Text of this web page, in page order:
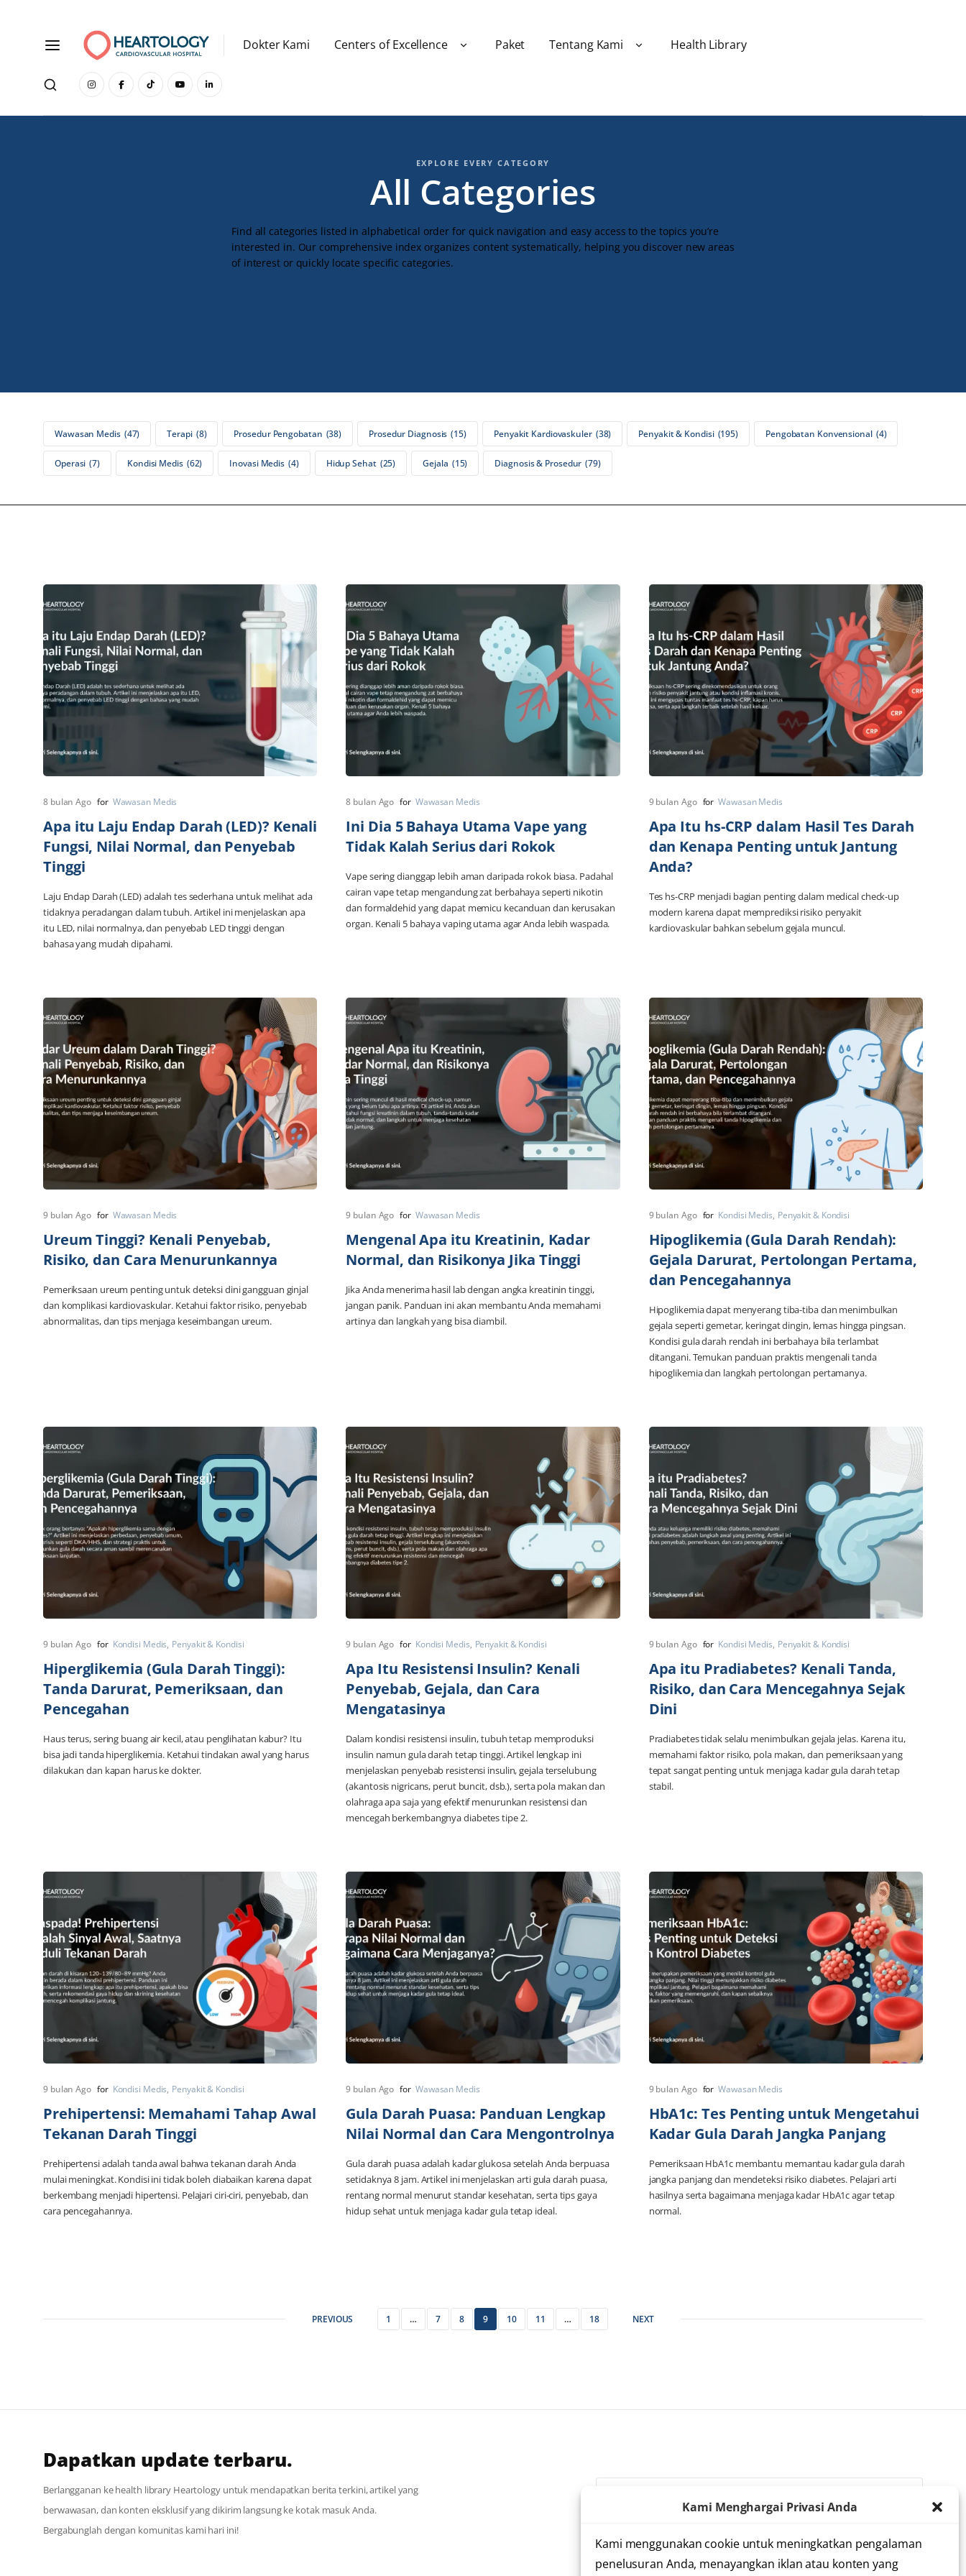
Kami Menghargai Privasi Anda
Kami menggunakan cookie untuk meningkatkan pengalaman
penelusuran Anda, menayangkan iklan atau konten yang
Dokter Kami Centers of Excellence Paket Tentang Kami Health Library
EXPLORE EVERY CATEGORY
All Categories
Find all categories listed in alphabetical order for quick navigation and easy access to the topics you’re
interested in. Our comprehensive index organizes content systematically, helping you discover new areas
of interest or quickly locate specific categories.
Wawasan Medis 47 Terapi 8 Prosedur Pengobatan 38 Prosedur Diagnosis 15 Penyakit Kardiovaskuler 38 Penyakit & Kondisi 195 Pengobatan Konvensional 4
Operasi 7 Kondisi Medis 62 Inovasi Medis 4 Hidup Sehat 25 Gejala 15 Diagnosis & Prosedur 79
8 bulan Ago for Wawasan Medis
Apa itu Laju Endap Darah (LED)? Kenali
Fungsi, Nilai Normal, dan Penyebab
Tinggi
Laju Endap Darah (LED) adalah tes sederhana untuk melihat ada
tidaknya peradangan dalam tubuh. Artikel ini menjelaskan apa
itu LED, nilai normalnya, dan penyebab LED tinggi dengan
bahasa yang mudah dipahami.
8 bulan Ago for Wawasan Medis
Ini Dia 5 Bahaya Utama Vape yang
Tidak Kalah Serius dari Rokok
Vape sering dianggap lebih aman daripada rokok biasa. Padahal
cairan vape tetap mengandung zat berbahaya seperti nikotin
dan formaldehid yang dapat memicu kecanduan dan kerusakan
organ. Kenali 5 bahaya vaping utama agar Anda lebih waspada.
9 bulan Ago for Wawasan Medis
Apa Itu hs-CRP dalam Hasil Tes Darah
dan Kenapa Penting untuk Jantung
Anda?
Tes hs-CRP menjadi bagian penting dalam medical check-up
modern karena dapat memprediksi risiko penyakit
kardiovaskular bahkan sebelum gejala muncul.
9 bulan Ago for Wawasan Medis
Ureum Tinggi? Kenali Penyebab,
Risiko, dan Cara Menurunkannya
Pemeriksaan ureum penting untuk deteksi dini gangguan ginjal
dan komplikasi kardiovaskular. Ketahui faktor risiko, penyebab
abnormalitas, dan tips menjaga keseimbangan ureum.
9 bulan Ago for Wawasan Medis
Mengenal Apa itu Kreatinin, Kadar
Normal, dan Risikonya Jika Tinggi
Jika Anda menerima hasil lab dengan angka kreatinin tinggi,
jangan panik. Panduan ini akan membantu Anda memahami
artinya dan langkah yang bisa diambil.
9 bulan Ago for Kondisi Medis Penyakit & Kondisi
Hipoglikemia (Gula Darah Rendah):
Gejala Darurat, Pertolongan Pertama,
dan Pencegahannya
Hipoglikemia dapat menyerang tiba-tiba dan menimbulkan
gejala seperti gemetar, keringat dingin, lemas hingga pingsan.
Kondisi gula darah rendah ini berbahaya bila terlambat
ditangani. Temukan panduan praktis mengenali tanda
hipoglikemia dan langkah pertolongan pertamanya.
9 bulan Ago for Kondisi Medis Penyakit & Kondisi
Hiperglikemia (Gula Darah Tinggi):
Tanda Darurat, Pemeriksaan, dan
Pencegahan
Haus terus, sering buang air kecil, atau penglihatan kabur? Itu
bisa jadi tanda hiperglikemia. Ketahui tindakan awal yang harus
dilakukan dan kapan harus ke dokter.
9 bulan Ago for Kondisi Medis Penyakit & Kondisi
Apa Itu Resistensi Insulin? Kenali
Penyebab, Gejala, dan Cara
Mengatasinya
Dalam kondisi resistensi insulin, tubuh tetap memproduksi
insulin namun gula darah tetap tinggi. Artikel lengkap ini
menjelaskan penyebab resistensi insulin, gejala terselubung
(akantosis nigricans, perut buncit, dsb.), serta pola makan dan
olahraga apa saja yang efektif menurunkan resistensi dan
mencegah berkembangnya diabetes tipe 2.
9 bulan Ago for Kondisi Medis Penyakit & Kondisi
Apa itu Pradiabetes? Kenali Tanda,
Risiko, dan Cara Mencegahnya Sejak
Dini
Pradiabetes tidak selalu menimbulkan gejala jelas. Karena itu,
memahami faktor risiko, pola makan, dan pemeriksaan yang
tepat sangat penting untuk menjaga kadar gula darah tetap
stabil.
9 bulan Ago for Kondisi Medis Penyakit & Kondisi
Prehipertensi: Memahami Tahap Awal
Tekanan Darah Tinggi
Prehipertensi adalah tanda awal bahwa tekanan darah Anda
mulai meningkat. Kondisi ini tidak boleh diabaikan karena dapat
berkembang menjadi hipertensi. Pelajari ciri-ciri, penyebab, dan
cara pencegahannya.
9 bulan Ago for Wawasan Medis
Gula Darah Puasa: Panduan Lengkap
Nilai Normal dan Cara Mengontrolnya
Gula darah puasa adalah kadar glukosa setelah Anda berpuasa
setidaknya 8 jam. Artikel ini menjelaskan arti gula darah puasa,
rentang normal menurut standar kesehatan, serta tips gaya
hidup sehat untuk menjaga kadar gula tetap ideal.
9 bulan Ago for Wawasan Medis
HbA1c: Tes Penting untuk Mengetahui
Kadar Gula Darah Jangka Panjang
Pemeriksaan HbA1c membantu memantau kadar gula darah
jangka panjang dan mendeteksi risiko diabetes. Pelajari arti
hasilnya serta bagaimana menjaga kadar HbA1c agar tetap
normal.
PREVIOUS 1 … 7 8 9 10 11 … 18 NEXT
Dapatkan update terbaru.
Berlangganan ke health library Heartology untuk mendapatkan berita terkini, artikel yang
berwawasan, dan konten eksklusif yang dikirim langsung ke kotak masuk Anda.
Bergabunglah dengan komunitas kami hari ini!